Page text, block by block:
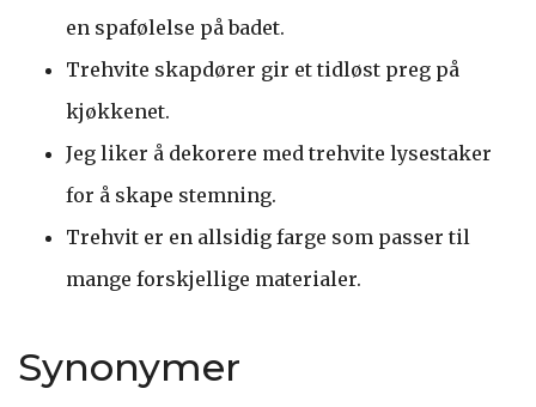
en spafølelse på badet.
Trehvite skapdører gir et tidløst preg på
kjøkkenet.
Jeg liker å dekorere med trehvite lysestaker
for å skape stemning.
Trehvit er en allsidig farge som passer til
mange forskjellige materialer.
Synonymer